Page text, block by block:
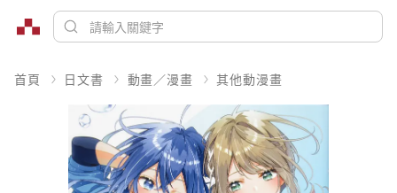
首頁 日文書 動畫／漫畫 其他動漫畫